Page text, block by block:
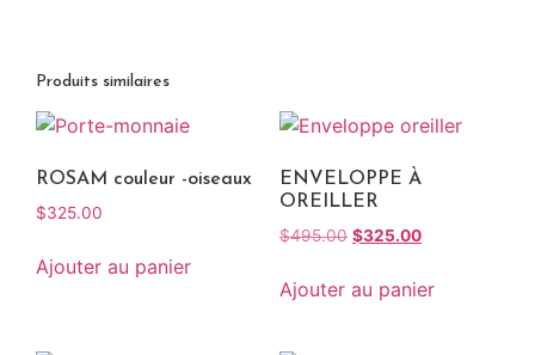
Produits similaires
ROSAM couleur -oiseaux
$325.00
Ajouter au panier
ENVELOPPE À
OREILLER
$495.00 $325.00
Ajouter au panier